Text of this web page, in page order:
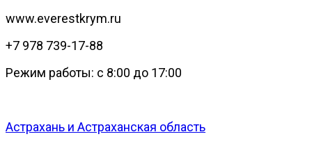
www.everestkrym.ru
+7 978 739-17-88
Режим работы: с 8:00 до 17:00
Астрахань и Астраханская область